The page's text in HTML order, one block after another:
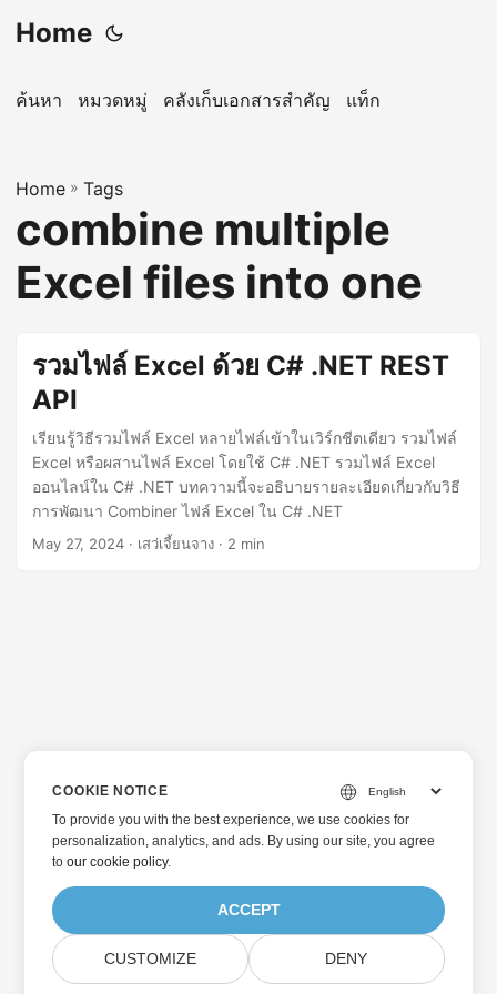
Home
ค้นหา หมวดหมู่ คลังเก็บเอกสารสำคัญ แท็ก
Home » Tags
combine multiple
Excel files into one
รวมไฟล์ Excel ด้วย C# .NET REST
API
เรียนรู้วิธีรวมไฟล์ Excel หลายไฟล์เข้าในเวิร์กชีตเดียว รวมไฟล์
Excel หรือผสานไฟล์ Excel โดยใช้ C# .NET รวมไฟล์ Excel
ออนไลน์ใน C# .NET บทความนี้จะอธิบายรายละเอียดเกี่ยวกับวิธี
การพัฒนา Combiner ไฟล์ Excel ใน C# .NET
May 27, 2024 · เสว่เจี้ยนจาง · 2 min
COOKIE NOTICE
To provide you with the best experience, we use cookies for
personalization, analytics, and ads. By using our site, you agree
toour cookie policy.
ACCEPT
CUSTOMIZE DENY